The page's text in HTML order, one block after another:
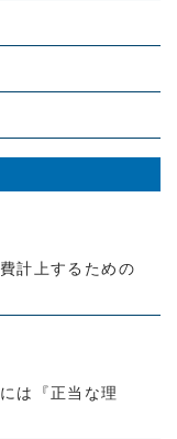
計上するための
は『正当な理